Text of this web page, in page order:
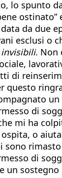
lo spunto
data da
esclusi o
. Non
di
questo
di
mi ha
o
sono
di
un